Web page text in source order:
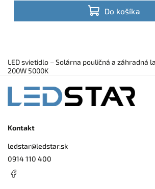
Do košíka
biela 6000K, krytie IP65 a diaľkové ovládanie
bezúdržbovú prevádzku.
LED svietidlo – Solárna pouličná a záhradná
200W 5000K
Kontakt
ledstar@ledstar.sk
0914 110 400